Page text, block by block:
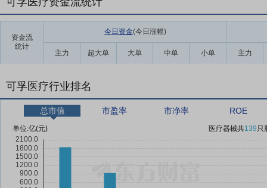
资金流
统计
今日资金(今日涨幅)
主力 超大单 大单 中单 小单 主力
可孚医疗行业排名
总市值 市盈率 市净率 ROE
单位:亿(元) 医疗器械共139只